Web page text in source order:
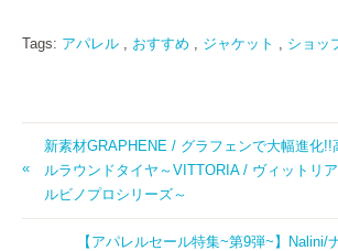
Tags: アパレル おすすめ ジャケット ショッ
新素材GRAPHENE / グラフェンで大幅進化!!
ルラウンドタイヤ～VITTORIA / ヴィットリ
ルビノプロシリーズ～
【アパレルセール特集~第9弾~】Nalini/